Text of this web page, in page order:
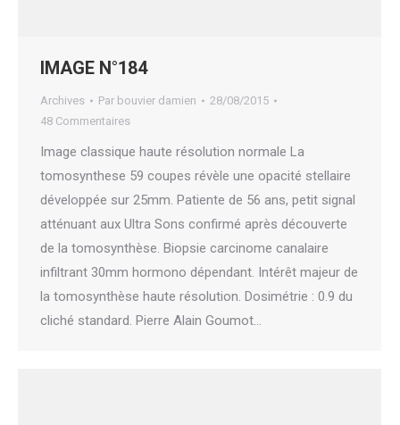
IMAGE N°184
Archives Par bouvier damien
28/08/2015
48 Commentaires
Image classique haute résolution normale La
tomosynthese 59 coupes révèle une opacité stellaire
développée sur 25mm. Patiente de 56 ans, petit signal
atténuant aux Ultra Sons confirmé après découverte
de la tomosynthèse. Biopsie carcinome canalaire
infiltrant 30mm hormono dépendant. Intérêt majeur de
la tomosynthèse haute résolution. Dosimétrie : 0.9 du
cliché standard. Pierre Alain Goumot…